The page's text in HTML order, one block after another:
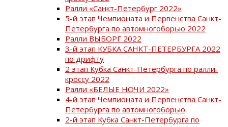
Ралли «Санкт-Петербург 2022»
5-й этап Чемпионата и Первенства Санкт-
Петербурга по автомногоборью 2022
Ралли ВЫБОРГ 2022
3-й этап КУБКА САНКТ-ПЕТЕРБУРГА 2022
по дрифту
2 этап Кубка Санкт-Петербурга по ралли-
кроссу 2022
Ралли «БЕЛЫЕ НОЧИ 2022»
4-й этап Чемпионата и Первенства Санкт-
Петербурга по автомногоборью
2-й этап Кубка Санкт-Петербурга по